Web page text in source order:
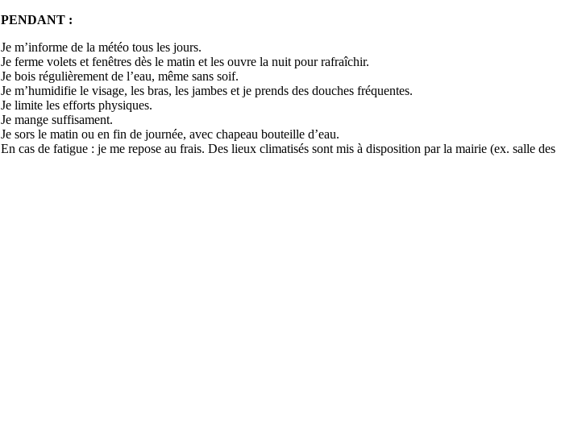
PENDANT :
Je m’informe de la météo tous les jours.
Je ferme volets et fenêtres dès le matin et les ouvre la nuit pour rafraîchir.
Je bois régulièrement de l’eau, même sans soif.
Je m’humidifie le visage, les bras, les jambes et je prends des douches fréquentes.
Je limite les efforts physiques.
Je mange suffisament.
Je sors le matin ou en fin de journée, avec chapeau bouteille d’eau.
En cas de fatigue : je me repose au frais. Des lieux climatisés sont mis à disposition par la mairie (ex. salle des